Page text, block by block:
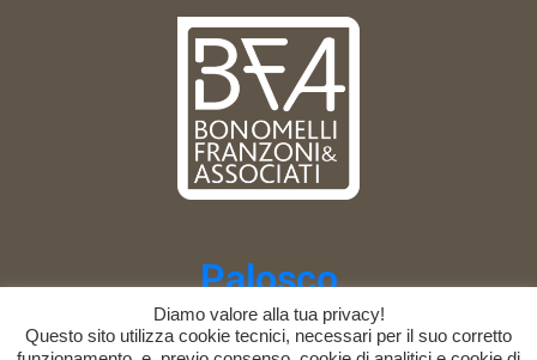
Palosco
Via Padre A. Bellani, n. 1-3 – 24050 Palosco (BG)
Diamo valore alla tua privacy!
Questo sito utilizza cookie tecnici, necessari per il suo corretto